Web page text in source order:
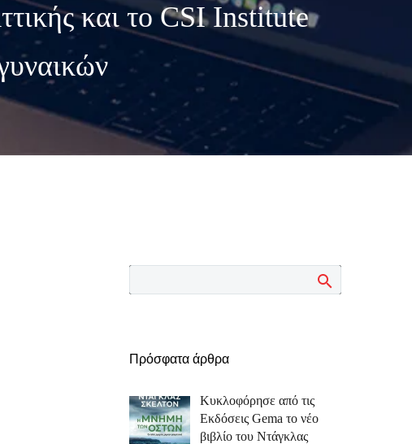
και το CSI Institute
Πρόσφατα άρθρα
Κυκλοφόρησε από τις
Εκδόσεις Gema το νέο
βιβλίο του Ντάγκλας